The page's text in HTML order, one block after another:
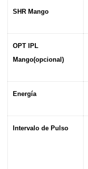
SHR Mango
OPT IPL
Mango(opcional)
Energía
Intervalo de Pulso